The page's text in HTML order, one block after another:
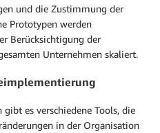
und die Zustimmung der
Prototypen werden
Berücksichtigung der
Unternehmen skaliert.
es verschiedene Tools, die
in der Organisation